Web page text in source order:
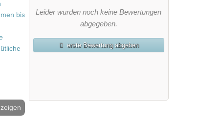
Leider wurden noch keine Bewertungen
abgegeben.
erste Bewertung abgeben